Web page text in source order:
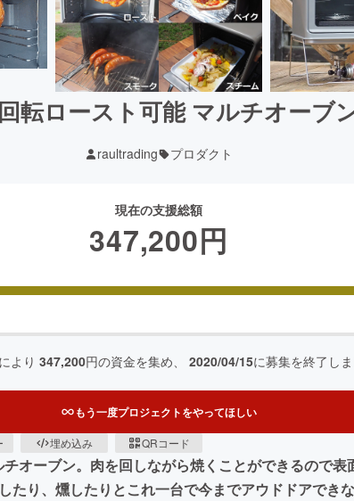
転ロースト可能 マルチオーブ
raultrading プロダクト
現在の支援総額
347,200円
より 347,200円の資金を集め、 2020/04/15に募集を終了し
もう一度プロジェクトをやってほしい
埋め込み QRコード
オーブン。肉を回しながら焼くことができるので
り、燻したりとこれ一台で今までアウドドアでき